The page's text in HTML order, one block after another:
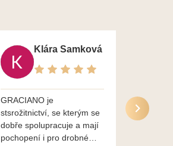
Klára Samková
GRACIANO je
stsrožitnictví, se kterým se
dobře spolupracuje a mají
pochopení i pro drobné
Služby
jsou po